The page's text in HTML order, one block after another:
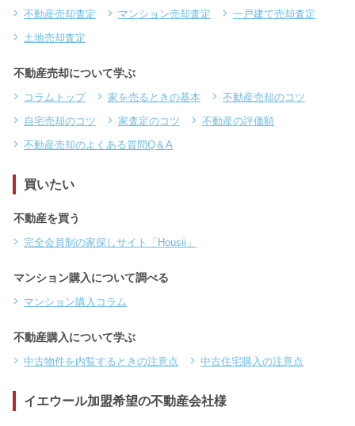
不動産売却査定 マンション売却査定
一戸建て売却査定
土地売却査定
不動産売却について学ぶ
コラムトップ 家を売るときの基本
不動産売却のコツ
自宅売却のコツ
家査定のコツ
不動産の評価額
不動産売却のよくある質問Q＆A
買いたい
不動産を買う
完全会員制の家探しサイト「Housii」
マンション購入について調べる
マンション購入コラム
不動産購入について学ぶ
中古物件を内覧するときの注意点 中古住宅購入の注意点
イエウール加盟希望の不動産会社様